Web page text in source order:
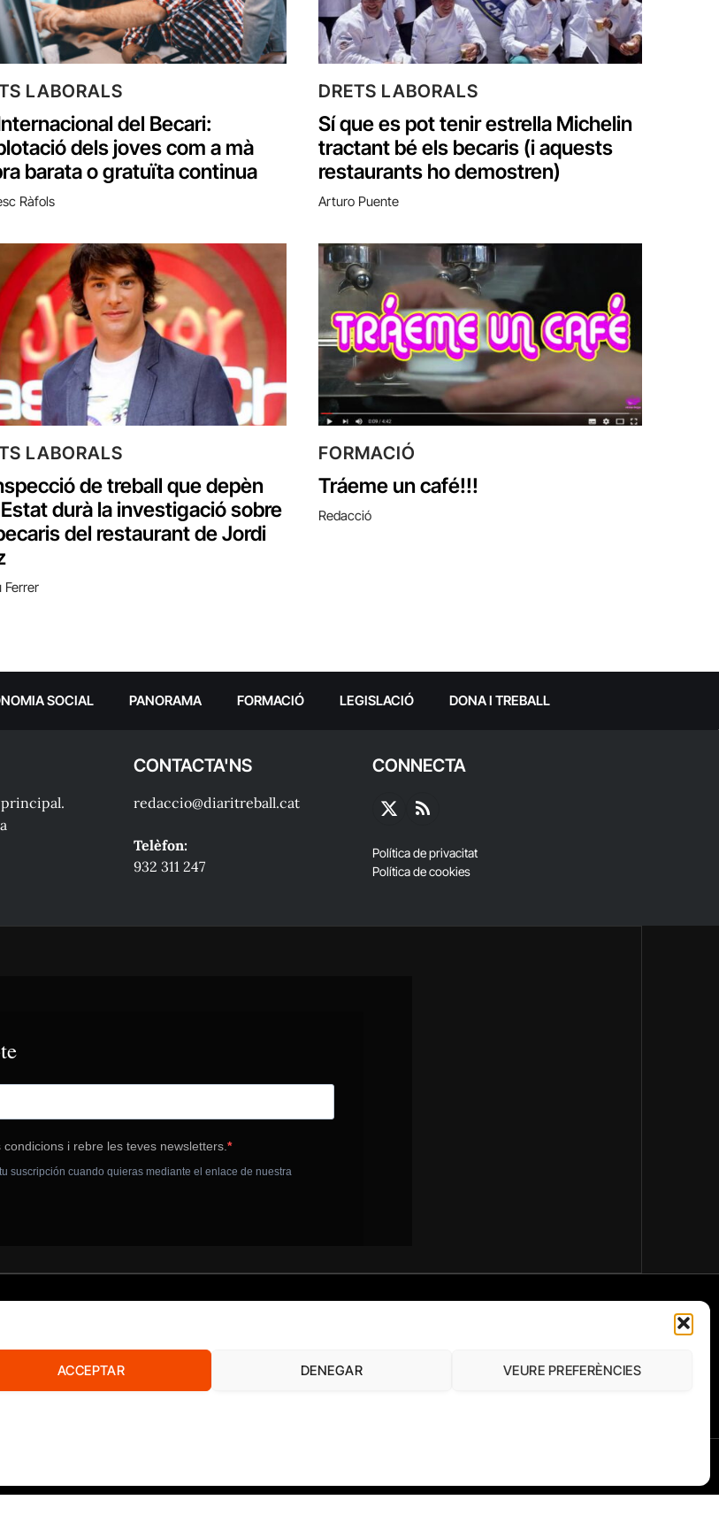
ACCEPTAR DENEGAR VEURE PREFERÈNCIES
LABORALS
del Becari:
dels joves com a mà
barata o gratuïta continua
Ràfols
DRETS LABORALS
Sí que es pot tenir estrella Michelin
tractant bé els becaris (i aquests
restaurants ho demostren)
Arturo Puente
LABORALS
de treball que depèn
durà la investigació sobre
del restaurant de Jordi
Ferrer
FORMACIÓ
Tráeme un café!!!
Redacció
SOCIAL PANORAMA FORMACIÓ LEGISLACIÓ DONA I TREBALL
CONTACTA'NS
redaccio@diaritreball.cat
Telèfon:
932 311 247
CONNECTA
X
RSS
Política de privacitat
Política de cookies
PERIODISME